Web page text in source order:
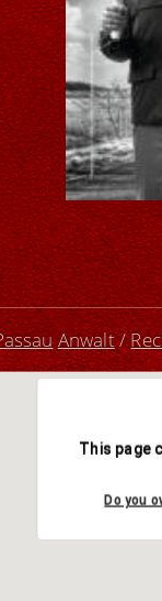
Anwalt/
This page
Do you